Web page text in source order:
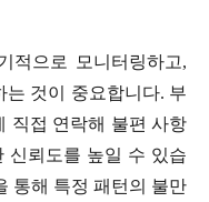
적으로 모니터링하고,
것이 중요합니다. 부
직접 연락해 불편 사항
신뢰도를 높일 수 있습
통해 특정 패턴의 불만